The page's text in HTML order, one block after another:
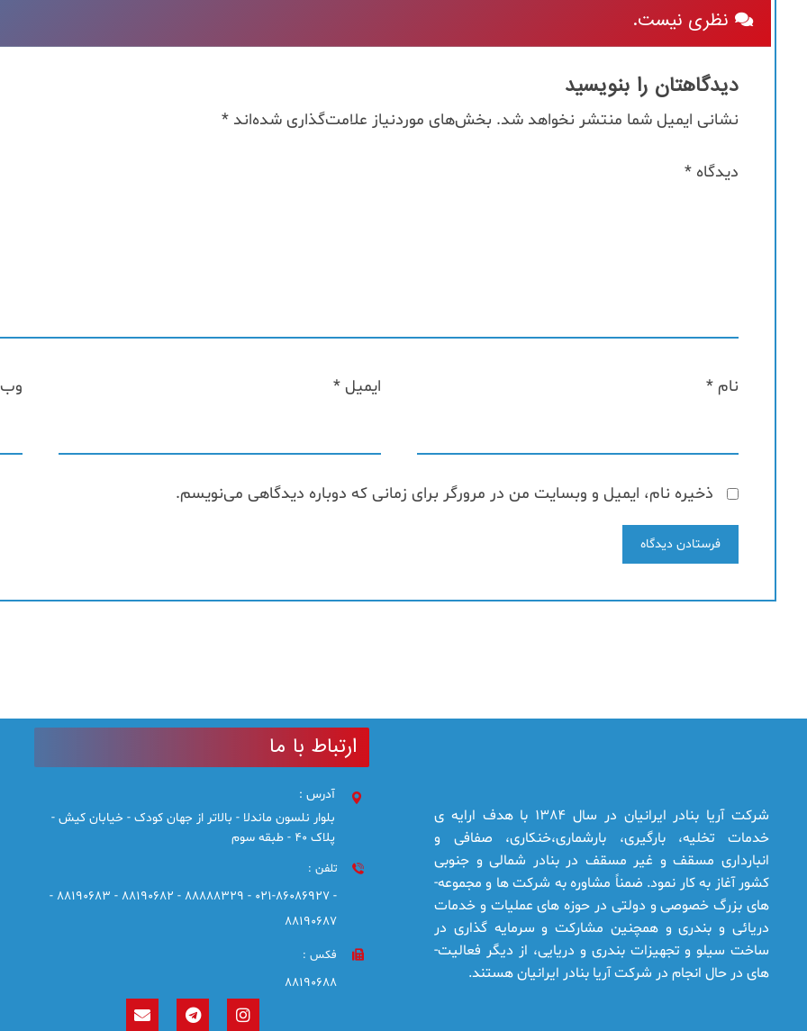
نظری نیست.
دیدگاهتان را بنویسید
نشانی ایمیل شما منتشر نخواهد شد. بخش‌های موردنیاز علامت‌گذاری شده‌اند *
دیدگاه *
نام * ایمیل*
ذخیره نام، ایمیل و وبسایت من در مرورگر برای زمانی که دوباره دیدگاهی می‌نویسم.
فرستادن دیدگاه
شرکت آریا بنادر ایرانیان در سال 1384 با هدف ارایه ­ی
خدمات تخلیه، بارگیری، بارشماری،خنکاری، صفافی و
انبارداری مسقف و غیر مسقف در بنادر شمالی و جنوبی
کشور آغاز به کار نمود. ضمناً مشاوره به شرکت ها و مجموعه­
های بزرگ خصوصی و دولتی در حوزه­ های عملیات و خدمات
دریائی و بندری و همچنین مشارکت و سرمایه ­گذاری در
ساخت سیلو و تجهیزات بندری و دریایی، از دیگر فعالیت­
های در حال انجام در شرکت آریا بنادر ایرانیان هستند.
ارتباط با ما
آدرس :
بلوار نلسون ماندلا - بالاتر از جهان کودک - خیابان کیش -
پلاک 40 - طبقه سوم
تلفن :
- 021-86086927 - 88888329 - 88190682 - 88190683 -
88190687
فکس :
88190688